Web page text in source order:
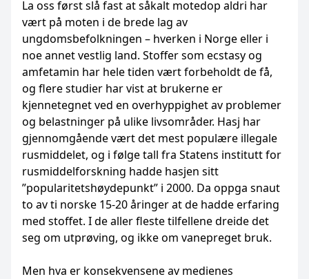
La oss først slå fast at såkalt motedop aldri har
vært på moten i de brede lag av
ungdomsbefolkningen – hverken i Norge eller i
noe annet vestlig land. Stoffer som ecstasy og
amfetamin har hele tiden vært forbeholdt de få,
og flere studier har vist at brukerne er
kjennetegnet ved en overhyppighet av problemer
og belastninger på ulike livsområder. Hasj har
gjennomgående vært det mest populære illegale
rusmiddelet, og i følge tall fra Statens institutt for
rusmiddelforskning hadde hasjen sitt
”popularitetshøydepunkt” i 2000. Da oppga snaut
to av ti norske 15-20 åringer at de hadde erfaring
med stoffet. I de aller fleste tilfellene dreide det
seg om utprøving, og ikke om vanepreget bruk.
Men hva er konsekvensene av medienes